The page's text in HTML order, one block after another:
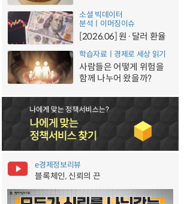
소셜 빅데이터
분석ㅣ이머징이슈
[2026.06] 원·달러 환율
학습자료ㅣ경제로 세상 읽기
사람들은 어떻게 위험을
함께 나누어 왔을까?
e경제정보리뷰
블록체인, 신뢰의 끈